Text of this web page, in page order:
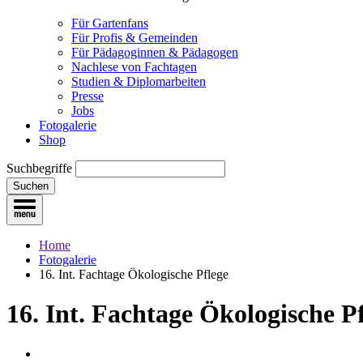
Für Gartenfans
Für Profis & Gemeinden
Für Pädagoginnen & Pädagogen
Nachlese von Fachtagen
Studien & Diplomarbeiten
Presse
Jobs
Fotogalerie
Shop
Suchbegriffe
Suchen
Home
Fotogalerie
16. Int. Fachtage Ökologische Pflege
16. Int. Fachtage Ökologische